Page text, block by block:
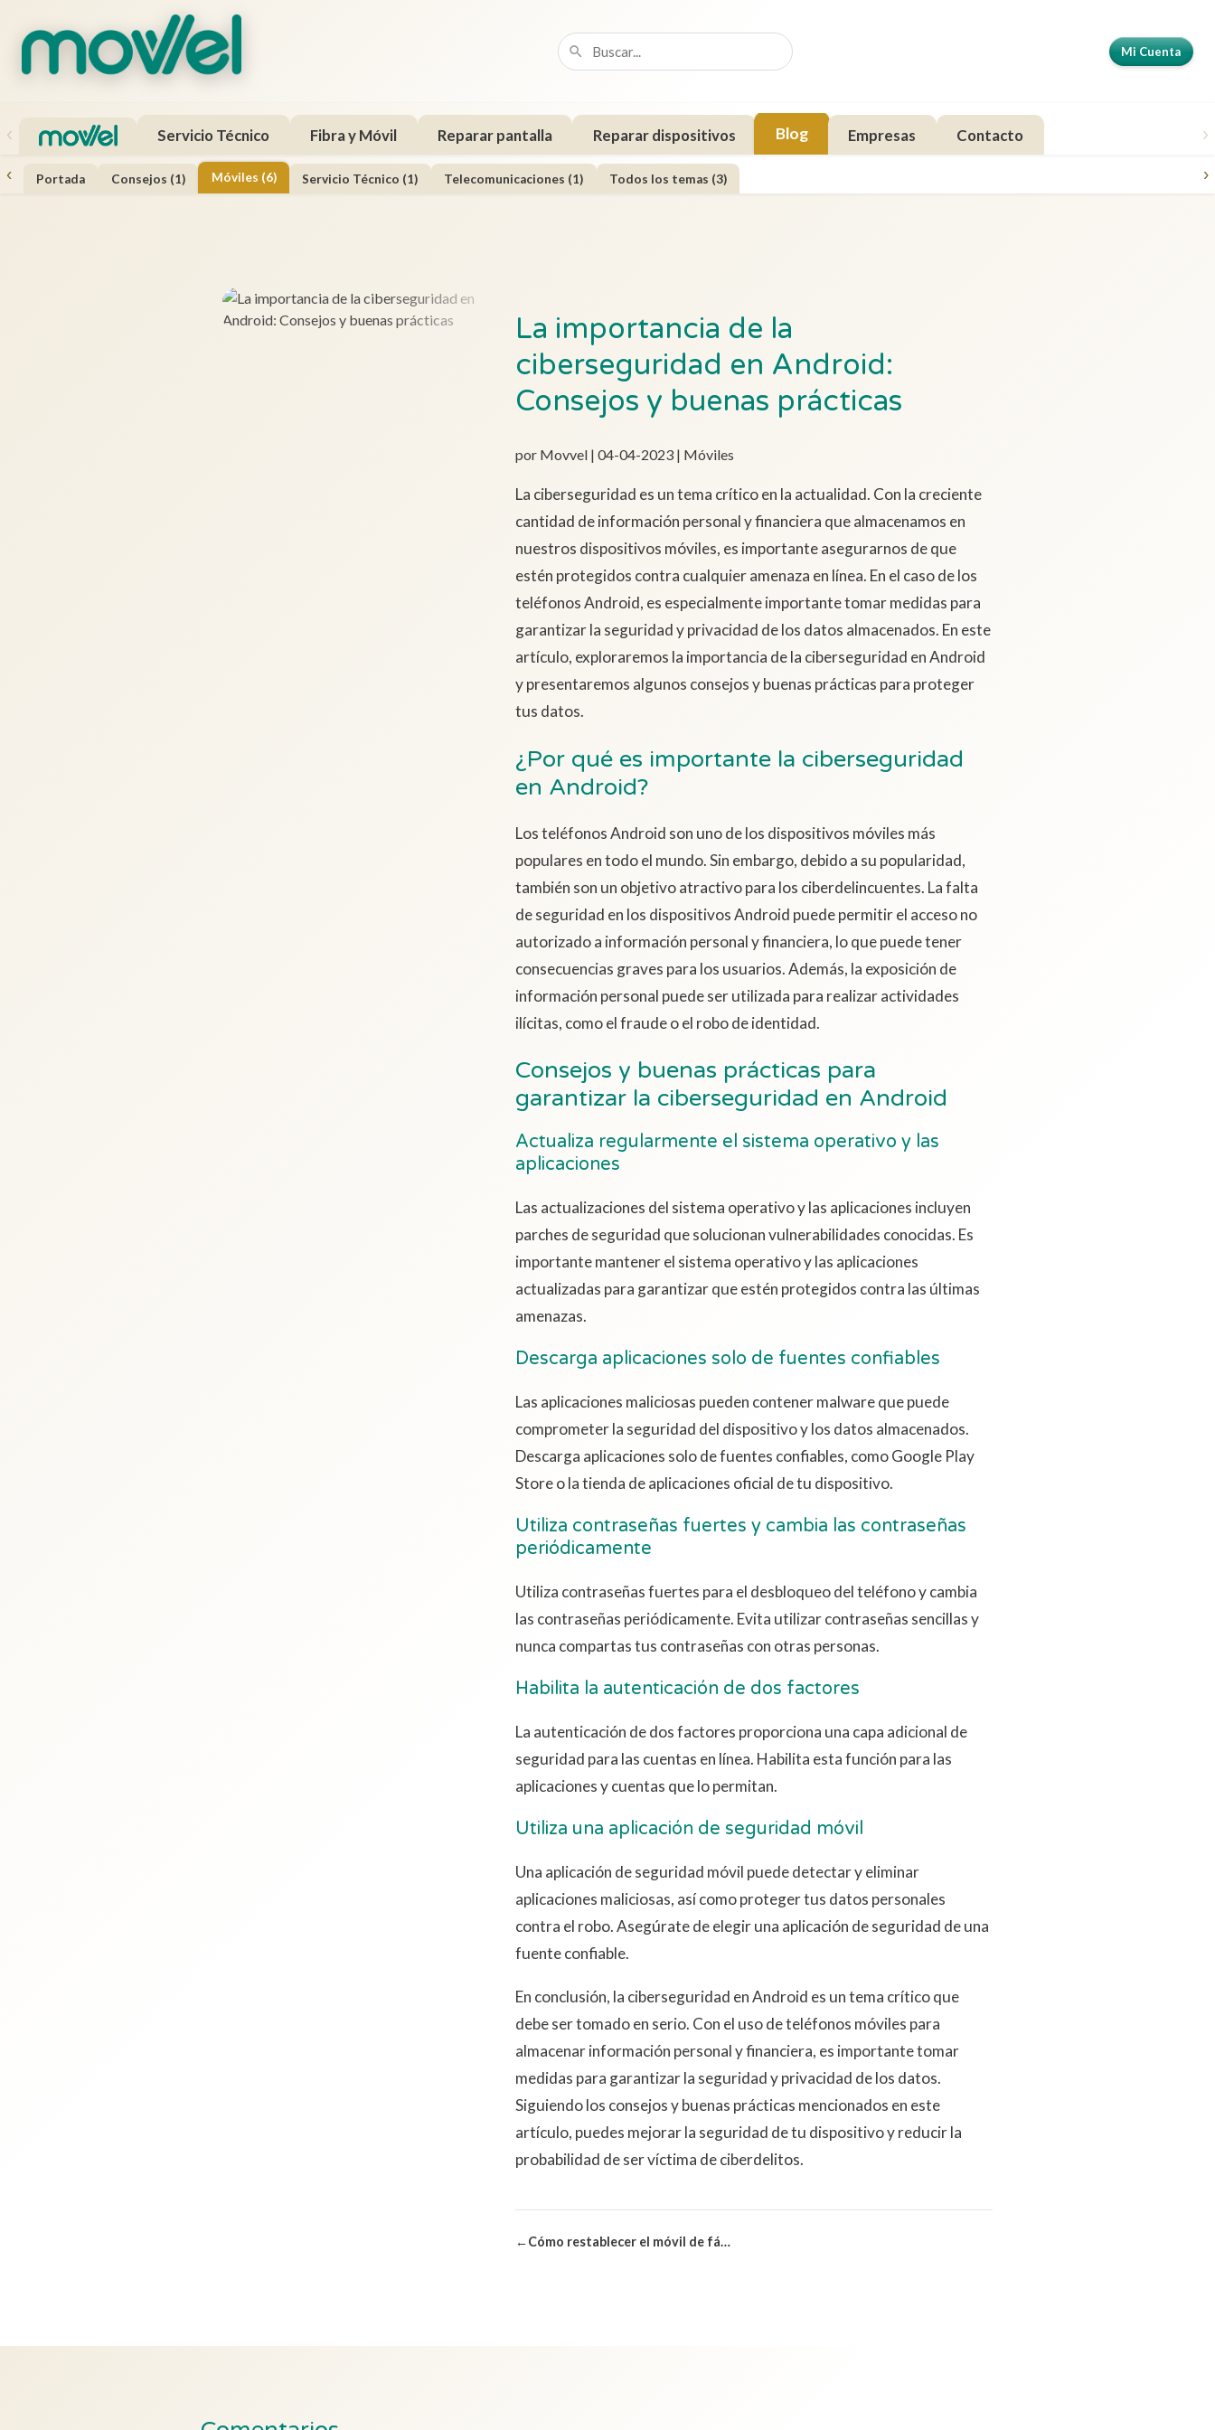
Mi Cuenta
‹ Servicio Técnico Fibra y Móvil Reparar pantalla Reparar dispositivos Blog Empresas Contacto ›
‹ Portada Consejos (1) Móviles (6) Servicio Técnico (1) Telecomunicaciones (1) Todos los temas (3) ›
La importancia de la
ciberseguridad en Android:
Consejos y buenas prácticas
por Movvel | 04-04-2023 | Móviles
La ciberseguridad es un tema crítico en la actualidad. Con la creciente
cantidad de información personal y financiera que almacenamos en
nuestros dispositivos móviles, es importante asegurarnos de que
estén protegidos contra cualquier amenaza en línea. En el caso de los
teléfonos Android, es especialmente importante tomar medidas para
garantizar la seguridad y privacidad de los datos almacenados. En este
artículo, exploraremos la importancia de la ciberseguridad en Android
y presentaremos algunos consejos y buenas prácticas para proteger
tus datos.
¿Por qué es importante la ciberseguridad
en Android?
Los teléfonos Android son uno de los dispositivos móviles más
populares en todo el mundo. Sin embargo, debido a su popularidad,
también son un objetivo atractivo para los ciberdelincuentes. La falta
de seguridad en los dispositivos Android puede permitir el acceso no
autorizado a información personal y financiera, lo que puede tener
consecuencias graves para los usuarios. Además, la exposición de
información personal puede ser utilizada para realizar actividades
ilícitas, como el fraude o el robo de identidad.
Consejos y buenas prácticas para
garantizar la ciberseguridad en Android
Actualiza regularmente el sistema operativo y las
aplicaciones
Las actualizaciones del sistema operativo y las aplicaciones incluyen
parches de seguridad que solucionan vulnerabilidades conocidas. Es
importante mantener el sistema operativo y las aplicaciones
actualizadas para garantizar que estén protegidos contra las últimas
amenazas.
Descarga aplicaciones solo de fuentes confiables
Las aplicaciones maliciosas pueden contener malware que puede
comprometer la seguridad del dispositivo y los datos almacenados.
Descarga aplicaciones solo de fuentes confiables, como Google Play
Store o la tienda de aplicaciones oficial de tu dispositivo.
Utiliza contraseñas fuertes y cambia las contraseñas
periódicamente
Utiliza contraseñas fuertes para el desbloqueo del teléfono y cambia
las contraseñas periódicamente. Evita utilizar contraseñas sencillas y
nunca compartas tus contraseñas con otras personas.
Habilita la autenticación de dos factores
La autenticación de dos factores proporciona una capa adicional de
seguridad para las cuentas en línea. Habilita esta función para las
aplicaciones y cuentas que lo permitan.
Utiliza una aplicación de seguridad móvil
Una aplicación de seguridad móvil puede detectar y eliminar
aplicaciones maliciosas, así como proteger tus datos personales
contra el robo. Asegúrate de elegir una aplicación de seguridad de una
fuente confiable.
En conclusión, la ciberseguridad en Android es un tema crítico que
debe ser tomado en serio. Con el uso de teléfonos móviles para
almacenar información personal y financiera, es importante tomar
medidas para garantizar la seguridad y privacidad de los datos.
Siguiendo los consejos y buenas prácticas mencionados en este
artículo, puedes mejorar la seguridad de tu dispositivo y reducir la
probabilidad de ser víctima de ciberdelitos.
← Cómo restablecer el móvil de fábrica y no bloquearlo en el intento